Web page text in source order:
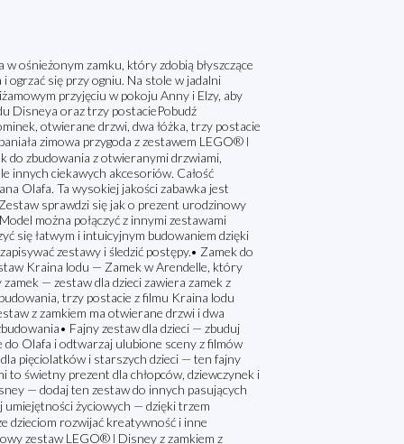
ośnieżonym zamku, który zdobią błyszczące
ogrzać się przy ogniu. Na stole w jadalni
przyjęciu w pokoju Anny i Elzy, aby
Disneya oraz trzy postaciePobudź
otwierane drzwi, dwa łóżka, trzy postacie
zimowa przygoda z zestawem LEGO® ǀ
do zbudowania z otwieranymi drzwiami,
innych ciekawych akcesoriów. Całość
Olafa. Ta wysokiej jakości zabawka jest
sprawdzi się jak o prezent urodzinowy
można połączyć z innymi zestawami
się łatwym i intuicyjnym budowaniem dzięki
zestawy i śledzić postępy.• Zamek do
Kraina lodu — Zamek w Arendelle, który
— zestaw dla dzieci zawiera zamek z
trzy postacie z filmu Kraina lodu
z zamkiem ma otwierane drzwi i dwa
Fajny zestaw dla dzieci — zbuduj
do Olafa i odtwarzaj ulubione sceny z filmów
pięciolatków i starszych dzieci — ten fajny
świetny prezent dla chłopców, dziewczynek i
— dodaj ten zestaw do innych pasujących
życiowych — dzięki trzem
dzieciom rozwijać kreatywność i inne
zestaw LEGO® ǀ Disney z zamkiem z